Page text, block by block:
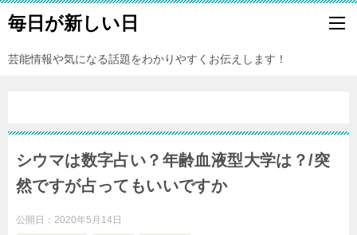
毎日が新しい日
芸能情報や気になる話題をわかりやすくお伝えします！
シウマは数字占い？年齢血液型大学は？/突
然ですが占ってもいいですか
公開日： 2020年5月14日